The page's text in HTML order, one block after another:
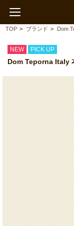
TOP > ブランド > Dom
NEW PICK UP
Dom Teporna Italy